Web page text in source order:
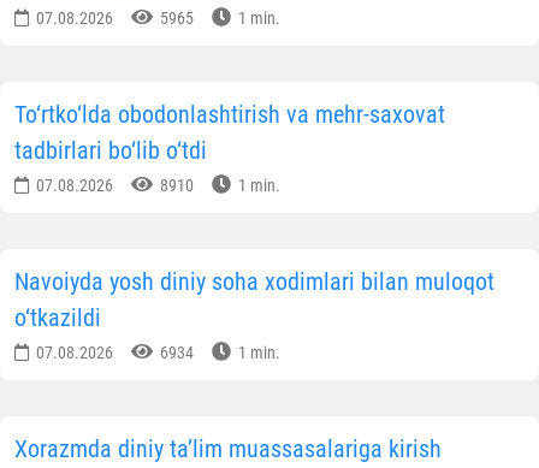
07.08.2026 5965 1 min.
To‘rtko‘lda obodonlashtirish va mehr-saxovat
tadbirlari bo‘lib o‘tdi
07.08.2026 8910 1 min.
Navoiyda yosh diniy soha xodimlari bilan muloqot
o‘tkazildi
07.08.2026 6934 1 min.
Xorazmda diniy ta’lim muassasalariga kirish